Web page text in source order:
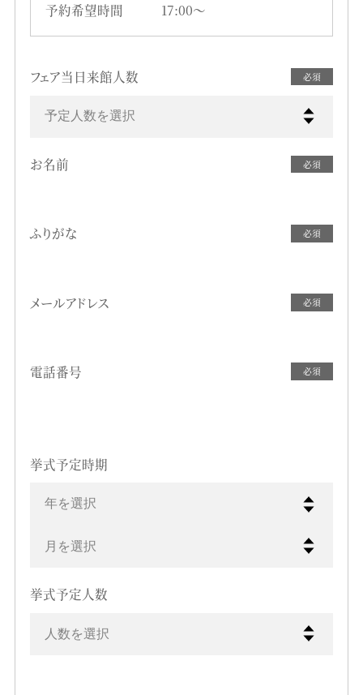
予約希望時間 17:00〜
フェア当日来館人数 必須
予定人数を選択
お名前 必須
ふりがな 必須
メールアドレス 必須
電話番号 必須
挙式予定時期
年を選択
月を選択
挙式予定人数
人数を選択